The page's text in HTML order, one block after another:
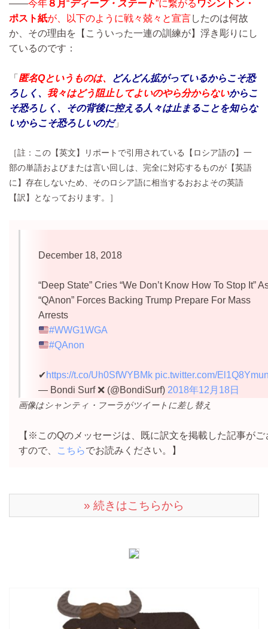
――今年８月 “ディープ・ステート”に繋がる ワシントン・
ポスト紙が、以下のように戦々兢々と宣言したのは何故
か、その理由を【こういった一連の訓練が】浮き彫りにし
ているのです：
「 匿名Qというものは、
どんどん拡がっているからこそ恐
ろしく、 我々はどう阻止してよいのやら分からないからこ
そ恐ろしく、その背後に控える人々は止まることを知らな
いからこそ恐ろしいのだ」
［註：この【英文】リポートで引用されている【ロシア語の】一
部の単語およびまたは言い回しは、完全に対応するものが【英語
に】存在しないため、そのロシア語に相当するおおよその英語
【訳】となっております。］
December 18, 2018
“Deep State” Cries “We Don’t Know How To Stop It”
“QAnon” Forces Backing Trump Prepare For Mass
Arrests
#WWG1WGA
#QAnon
✔https://t.co/Uh0SfWYBMk pic.twitter.com/
— Bondi Surf ❌ (@BondiSurf) 2018年12月18日
画像はシャンティ・フーラがツイートに差し替え
【※このQのメッセージは、既に訳文を掲載した記事がご
すので、
こちらでお読みください。】
» 続きはこちらから